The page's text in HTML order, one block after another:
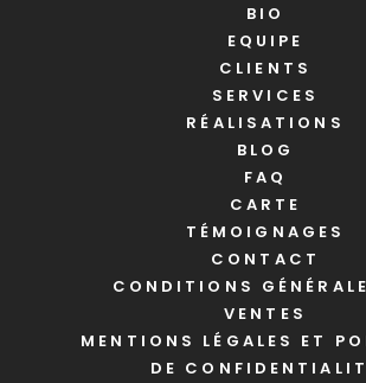
BIO
EQUIPE
CLIENTS
SERVICES
RÉALISATIONS
BLOG
FAQ
CARTE
TÉMOIGNAGES
CONTACT
CONDITIONS
VENTES
MENTIONS LÉGALES ET
DE